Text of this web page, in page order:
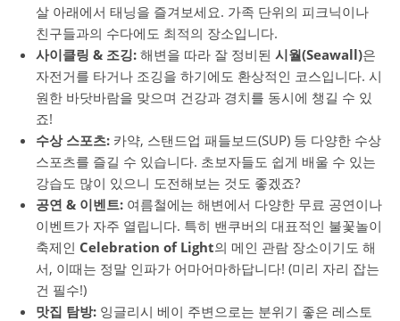
살 아래에서 태닝을 즐겨보세요. 가족 단위의 피크닉이나
친구들과의 수다에도 최적의 장소입니다.
사이클링 & 조깅: 해변을 따라 잘 정비된 시월(Seawall)은
자전거를 타거나 조깅을 하기에도 환상적인 코스입니다. 시
원한 바닷바람을 맞으며 건강과 경치를 동시에 챙길 수 있
죠!
수상 스포츠: 카약, 스탠드업 패들보드(SUP) 등 다양한 수상
스포츠를 즐길 수 있습니다. 초보자들도 쉽게 배울 수 있는
강습도 많이 있으니 도전해보는 것도 좋겠죠?
공연 & 이벤트: 여름철에는 해변에서 다양한 무료 공연이나
이벤트가 자주 열립니다. 특히 밴쿠버의 대표적인 불꽃놀이
축제인 Celebration of Light의 메인 관람 장소이기도 해
서, 이때는 정말 인파가 어마어마하답니다! (미리 자리 잡는
건 필수!)
맛집 탐방: 잉글리시 베이 주변으로는 분위기 좋은 레스토